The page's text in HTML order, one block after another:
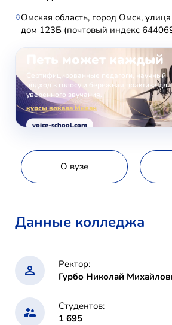
Омская область, город Омск,
дом 123Б (почтовый индекс
ОНЛАЙН-ЗАНЯТИЯ ВОКАЛОМ
Петь может каждый
Сертифицированные педагоги, научный
подход к голосу и бережная практика для
уверенного звучания.
курсы вокала Милан
voice-school.com
О вузе
Данные колледжа
Ректор:
Гурбо Николай
Студентов:
1 695